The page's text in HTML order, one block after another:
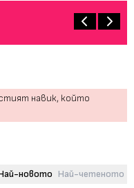
навик, който
новото Най-четеното